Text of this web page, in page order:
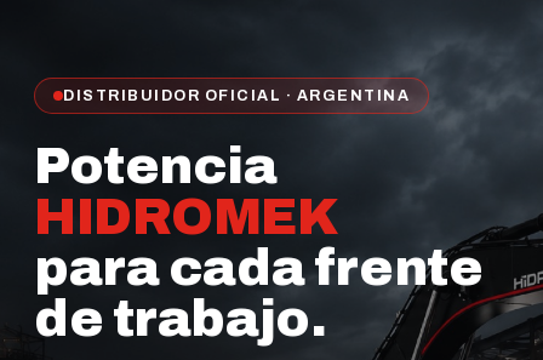
DISTRIBUIDOR OFICIAL · ARGENTINA
Potencia
HIDROMEK
para cada frente
de trabajo.